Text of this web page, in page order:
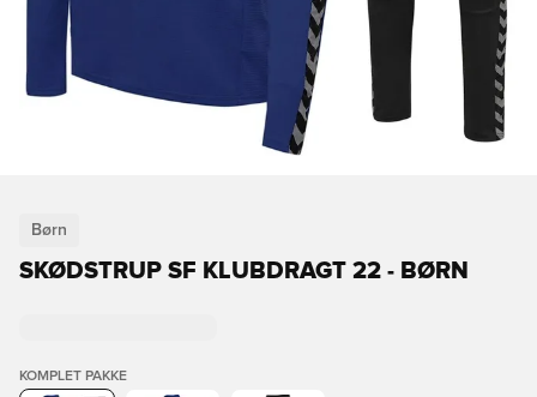
Børn
SKØDSTRUP SF KLUBDRAGT 22 - BØRN
KOMPLET PAKKE